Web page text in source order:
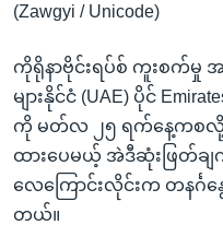
ရန်
သို့
ကျော်
ရန်
(Zawgyi / Unicode)
ကိုရိုနာဗိုင်းရပ်စ် ကူးစက်မှု အ
များနိုင်ငံ (UAE) ပိုင်
ကို မတ်လ ၂၅ ရက်နေ့ကစလို့
ထားပေမယ့် အဲဒီဆုံးဖြတ်ချ
လေကြောင်းလိုင်းက တနင်္ဂ
တယ်။